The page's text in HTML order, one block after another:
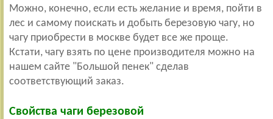
Можно, конечно, если есть желание и время, пойти в
лес и самому поискать и добыть березовую чагу, но
чагу приобрести в москве будет все же проще.
Кстати, чагу взять по цене производителя можно на
нашем сайте "Большой пенек" сделав
соответствующий заказ.
Свойства чаги березовой